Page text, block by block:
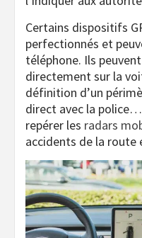
Certains dispositifs
perfectionnés et
téléphone. Ils
directement sur la
définition d’un
direct avec la
repérer les radars
accidents de la route